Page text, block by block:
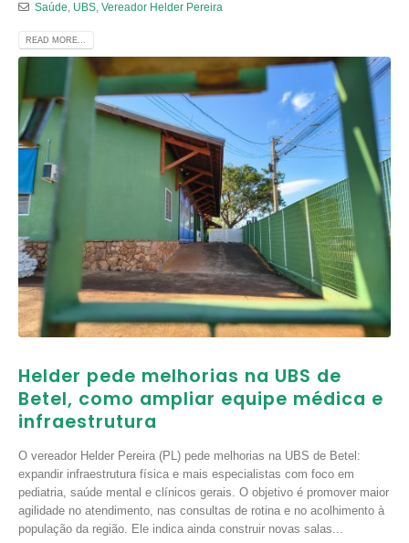
Saúde
UBS, Vereador Helder Pereira
READ MORE...
Helder pede melhorias na UBS de
Betel, como ampliar equipe médica e
infraestrutura
O vereador Helder Pereira (PL) pede melhorias na UBS de Betel:
expandir infraestrutura física e mais especialistas com foco em
pediatria, saúde mental e clínicos gerais. O objetivo é promover maior
agilidade no atendimento, nas consultas de rotina e no acolhimento à
população da região. Ele indica ainda construir novas salas...